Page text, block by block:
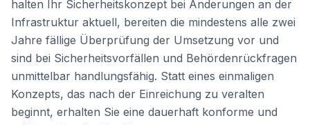
halten Ihr Sicherheitskonzept bei Änderungen an der
Infrastruktur aktuell, bereiten die mindestens alle zwei
Jahre fällige Überprüfung der Umsetzung vor und
sind bei Sicherheitsvorfällen und Behördenrückfragen
unmittelbar handlungsfähig. Statt eines einmaligen
Konzepts, das nach der Einreichung zu veralten
beginnt, erhalten Sie eine dauerhaft konforme und